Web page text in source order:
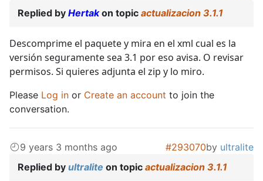
Replied by Hertakon topic actualizacion 3.1.1
Descomprime el paquete y mira en el xml cual es la
versión seguramente sea 3.1 por eso avisa. O revisar
permisos. Si quieres adjunta el zip y lo miro.
Please Log in or Create an account to join the
conversation.
9 years 3 months ago #293070by ultralite
Replied by ultralite on topic actualizacion 3.1.1